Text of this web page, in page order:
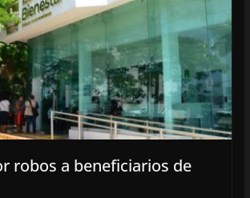
robos a beneficiarios de